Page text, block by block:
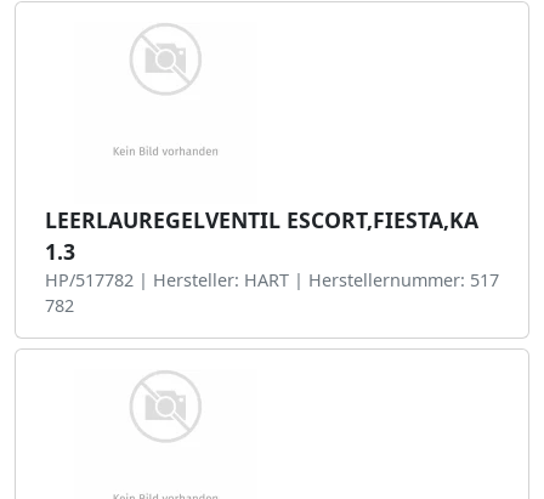
LEERLAUREGELVENTIL ESCORT,FIESTA,KA
1.3
HP/517782 | Hersteller: HART | Herstellernummer: 517
782